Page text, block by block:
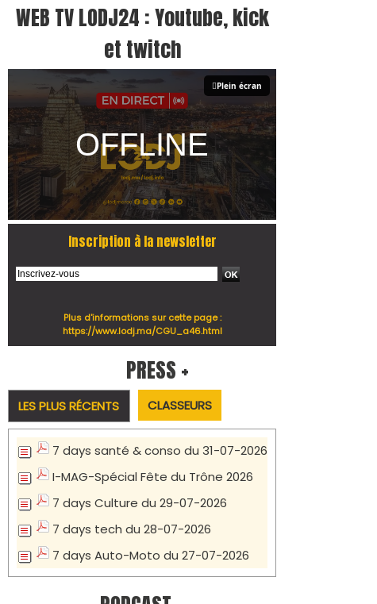
WEB TV LODJ24 : Youtube, kick
et twitch
Plein écran
Inscription à la newsletter
Plus d'informations sur cette page :
https://www.lodj.ma/CGU_a46.html
PRESS +
LES PLUS RÉCENTS CLASSEURS
7 days santé & conso du 31-07-2026
I-MAG-Spécial Fête du Trône 2026
7 days Culture du 29-07-2026
7 days tech du 28-07-2026
7 days Auto-Moto du 27-07-2026